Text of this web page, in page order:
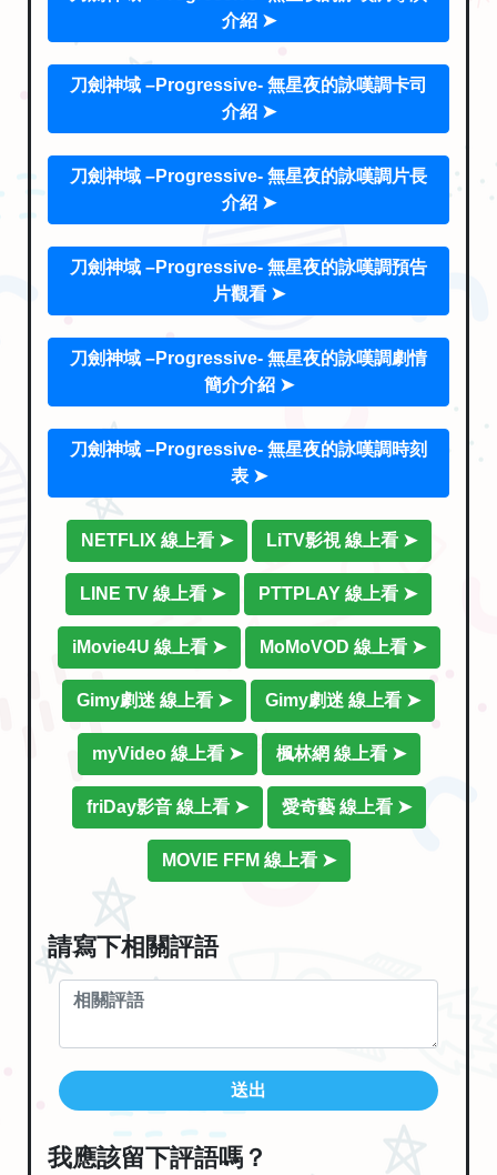
介紹 ➤
刀劍神域 –Progressive- 無星夜的詠嘆調卡司
介紹 ➤
刀劍神域 –Progressive- 無星夜的詠嘆調片長
介紹 ➤
刀劍神域 –Progressive- 無星夜的詠嘆調預告
片觀看 ➤
刀劍神域 –Progressive- 無星夜的詠嘆調劇情
簡介介紹 ➤
刀劍神域 –Progressive- 無星夜的詠嘆調時刻
表 ➤
NETFLIX 線上看 ➤ LiTV影視 線上看 ➤
LINE TV 線上看 ➤ PTTPLAY 線上看 ➤
iMovie4U 線上看 ➤ MoMoVOD 線上看 ➤
Gimy劇迷 線上看 ➤ Gimy劇迷 線上看 ➤
myVideo 線上看 ➤ 楓林網 線上看 ➤
friDay影音 線上看 ➤ 愛奇藝 線上看 ➤
MOVIE FFM 線上看 ➤
請寫下相關評語
送出
我應該留下評語嗎？